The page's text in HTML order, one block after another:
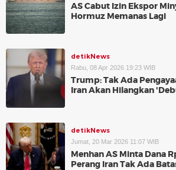
AS Cabut Izin Ekspor
Hormuz Memanas Lagi
detikNews
Rabu, 08 Apr 2026 19:23 WIB
Trump: Tak Ada
Iran Akan Hilangkan
detikNews
Jumat, 20 Mar 2026 11:07 WIB
Menhan AS Minta Dana
Perang Iran Tak Ada